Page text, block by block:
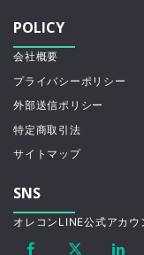
POLICY
会社概要
プライバシーポリシー
外部送信ポリシー
特定商取引法
サイトマップ
SNS
オレコンLINE公式アカウ